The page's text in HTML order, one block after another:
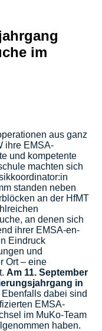
che im
aus ganz
ihre EMSA-
und kompetente
machten sich
standen neben
an der HfMT
an denen sich
ihrer EMSA-en-
Eindruck
und
Ort – eine
Am 11. September
in
Ebenfalls dabei sind
EMSA-
im MuKo-Team
haben.